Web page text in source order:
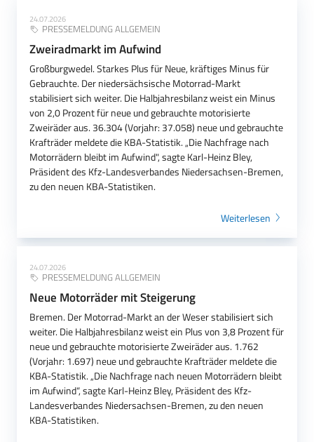
24.07.2026
PRESSEMELDUNG ALLGEMEIN
Zweiradmarkt im Aufwind
Großburgwedel. Starkes Plus für Neue, kräftiges Minus für
Gebrauchte. Der niedersächsische Motorrad-Markt
stabilisiert sich weiter. Die Halbjahresbilanz weist ein Minus
von 2,0 Prozent für neue und gebrauchte motorisierte
Zweiräder aus. 36.304 (Vorjahr: 37.058) neue und gebrauchte
Krafträder meldete die KBA-Statistik. „Die Nachfrage nach
Motorrädern bleibt im Aufwind", sagte Karl-Heinz Bley,
Präsident des Kfz-Landesverbandes Niedersachsen-Bremen,
zu den neuen KBA-Statistiken.
Weiterlesen
24.07.2026
PRESSEMELDUNG ALLGEMEIN
Neue Motorräder mit Steigerung
Bremen. Der Motorrad-Markt an der Weser stabilisiert sich
weiter. Die Halbjahresbilanz weist ein Plus von 3,8 Prozent für
neue und gebrauchte motorisierte Zweiräder aus. 1.762
(Vorjahr: 1.697) neue und gebrauchte Krafträder meldete die
KBA-Statistik. „Die Nachfrage nach neuen Motorrädern bleibt
im Aufwind“, sagte Karl-Heinz Bley, Präsident des Kfz-
Landesverbandes Niedersachsen-Bremen, zu den neuen
KBA-Statistiken.